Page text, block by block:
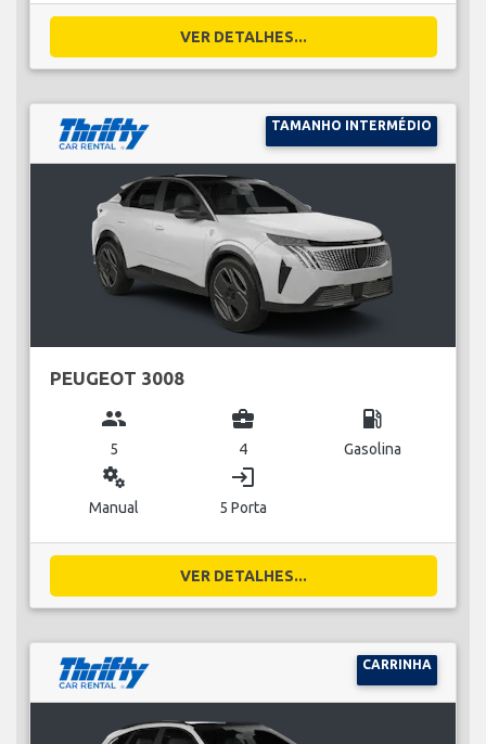
VER DETALHES...
TAMANHO INTERMÉDIO
PEUGEOT 3008
group
5
business_center
4
local_gas_station
Gasolina
miscellaneous_services
Manual
login
5 Porta
VER DETALHES...
CARRINHA